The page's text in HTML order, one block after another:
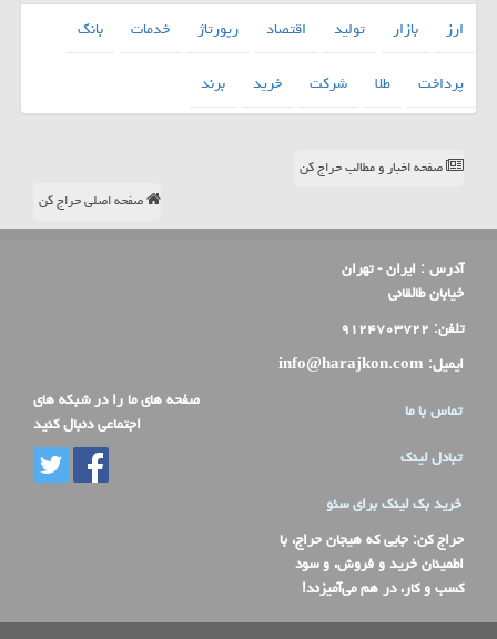
ارز بازار تولید اقتصاد رپورتاژ خدمات
بانك
پرداخت
طلا شركت خرید برند
صفحه اخبار و مطالب حراج کن
صفحه اصلی حراج کن
آدرس : ایران - تهران
خیابان طالقانی
تلفن: ۹۱۲۴۷۰۳۷۲۲
ایمیل: info@harajkon.com
تماس با ما
تبادل لینک
خرید بک لینک برای سئو
حراج کن: جایی که هیجان حراج، با
اطمینان خرید و فروش، و سود
کسب و کار، در هم می‌آمیزند!
صفحه های ما را در شبکه های
اجتماعی دنبال کنید